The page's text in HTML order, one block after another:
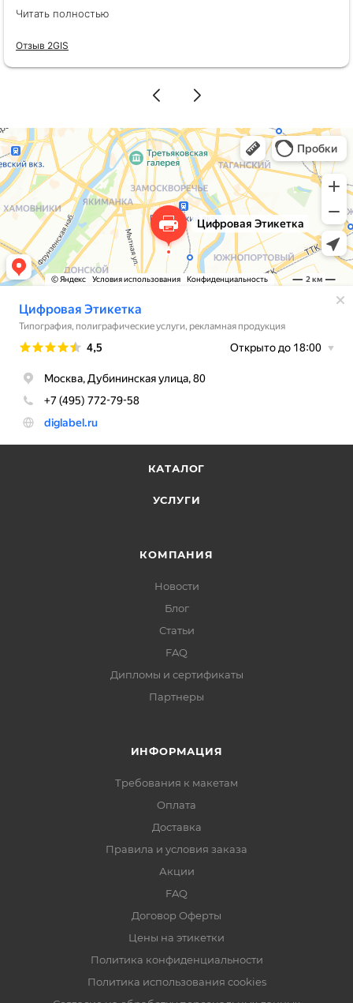
Боялись, что печатать 5 разных этикеток (хоть
ощутимую сумму. Сразу при первом же звонке
менеджер Елена всё подробно и понятно
одинаковый, можно использовать хоть 5, хоть 10
прямо спасло. Стоимость вышла вполне
приемлемая. В итоге выкатили всю линейку
новинок сразу, ничего не откладывая. Этикетки
получились очень красивыми и качественными,
наши клиенты уже делают комплименты. Спасибо
за работу!
Читать полностью
Отзыв 2GIS
КАТАЛОГ
УСЛУГИ
КОМПАНИЯ
Новости
Блог
Статьи
FAQ
Дипломы и сертификаты
Партнеры
ИНФОРМАЦИЯ
Требования к макетам
Оплата
Доставка
Правила и условия заказа
Акции
FAQ
Договор Оферты
Цены на этикетки
Политика конфиденциальности
Политика использования cookies